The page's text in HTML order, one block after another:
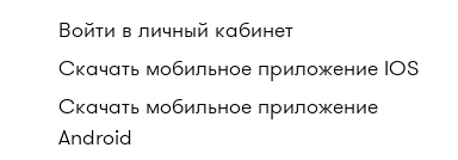
Войти в личный кабинет
Скачать мобильное приложение IOS
Скачать мобильное приложение
Android